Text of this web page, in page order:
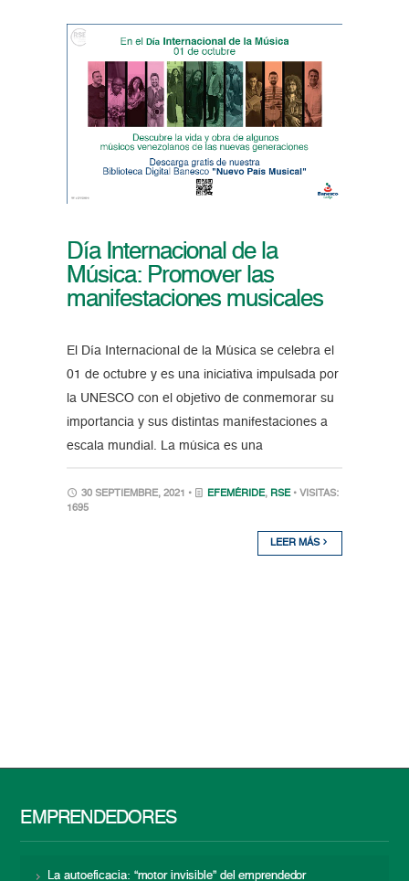
Día Internacional de la
Música: Promover las
manifestaciones musicales
El Día Internacional de la Música se celebra el
01 de octubre y es una iniciativa impulsada por
la UNESCO con el objetivo de conmemorar su
importancia y sus distintas manifestaciones a
escala mundial. La música es una
30 SEPTIEMBRE, 2021 • EFEMÉRIDE, RSE • VISITAS:
1695
LEER MÁS
EMPRENDEDORES
La autoeficacia: “motor invisible” del emprendedor